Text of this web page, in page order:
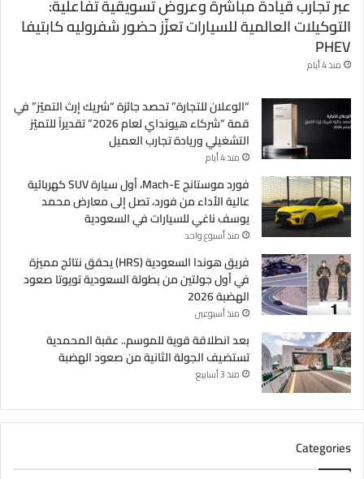
عبر تجارب قيادة مباشرة وعروض تسويقية تفاعلية:
التوكيلات العالمية للسيارات تعزّز حضور شفروليه كابتيفا
PHEV
منذ 4 أيام
“الوعلان للتجارة” تحصد جائزة “شريك إرث التميّز” في
قمة “شركاء هيونداي لعام 2026” تقديراً للتميّز
التشغيلي وريادة تجارب العميل
منذ 4 أيام
فورد موستانج Mach-E، أول سيارة SUV كهربائية
عالية الأداء من فورد، تصل إلى معارض محمد
يوسف ناغي للسيارات في السعودية
منذ أسبوع واحد
فريق هوندا السعودية (HRS) يحقق نتائج مميزة
في أول جولتين من بطولة السعودية تويوتا صعود
الهضبة 2026
منذ أسبوعين
بعد انطلاقة قوية للموسم.. عقبة المحمدية
تستضيف الجولة الثانية من صعود الهضبة
منذ 3 أسابيع
Categories